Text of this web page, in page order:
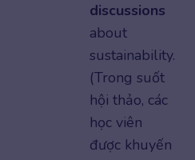
discussions
about
sustainability.
(Trong suốt
hội thảo, các
học viên
được khuyến